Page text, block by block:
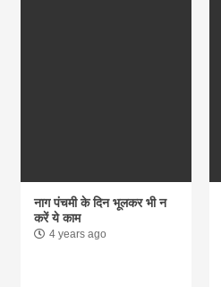
नाग पंचमी के दिन भूलकर भी न
करें ये काम
4 years ago